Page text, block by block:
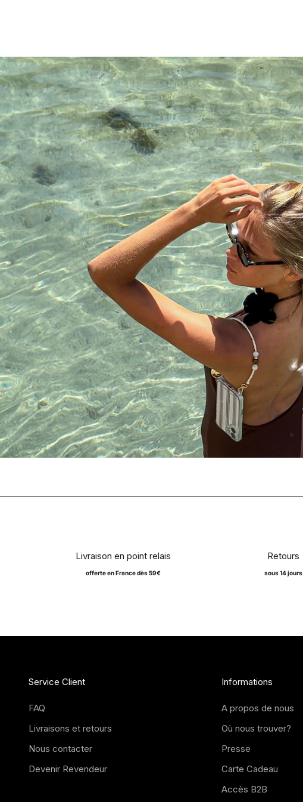
Livraison en point relais
offerte en France dès 59€
Retours
sous 14 jours
Service Client
FAQ
Livraisons et retours
Nous contacter
Devenir Revendeur
Informations
A propos de nous
Où nous trouver?
Presse
Carte Cadeau
Accès B2B